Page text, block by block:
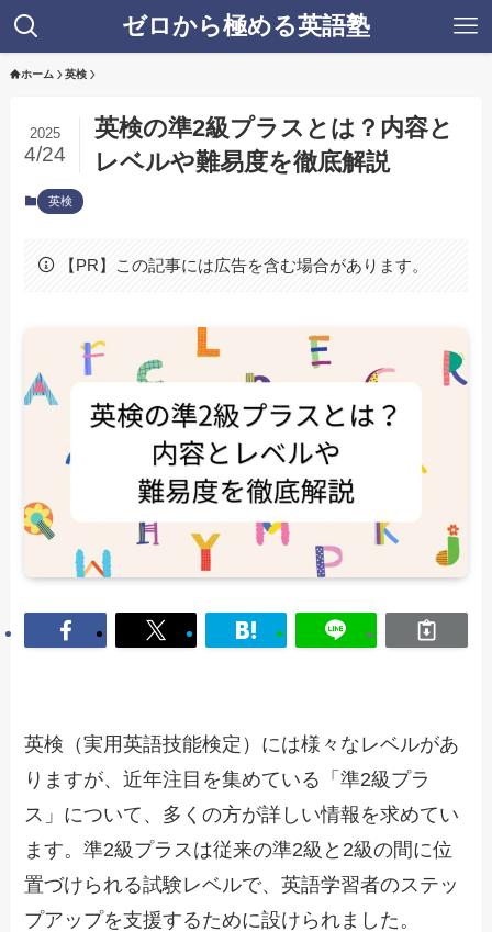
ゼロから極める英語塾
ホーム 英検
英検の準2級プラスとは？内容と
レベルや難易度を徹底解説
2025
4/24
英検
【PR】この記事には広告を含む場合があります。
英検（実用英語技能検定）には様々なレベルがあ
りますが、近年注目を集めている「準2級プラ
ス」について、多くの方が詳しい情報を求めてい
ます。準2級プラスは従来の準2級と2級の間に位
置づけられる試験レベルで、英語学習者のステッ
プアップを支援するために設けられました。